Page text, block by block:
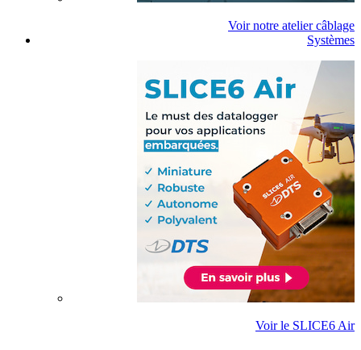
Voir notre atelier câblage
Systèmes
Voir le SLICE6 Air